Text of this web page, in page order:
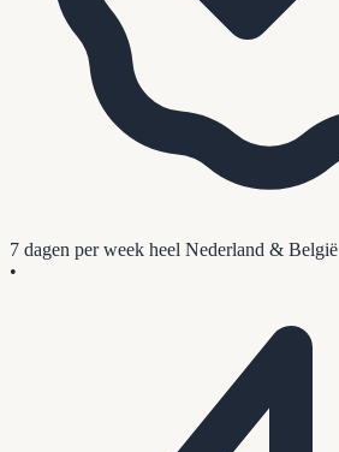
7 dagen per week heel Nederland & België
•